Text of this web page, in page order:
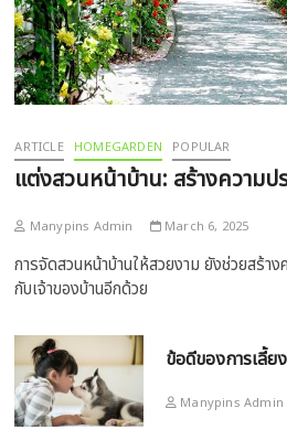
ARTICLE HOMEGARDEN POPULAR
แต่งสวนหน้าบ้าน: สร้างความป
Manypins Admin March 6, 2025
การจัดสวนหน้าบ้านให้สวยงาม ยังช่วยสร้า
กับเจ้าของบ้านอีกด้วย
ข้อดีของการเลี้
Manypins Admin